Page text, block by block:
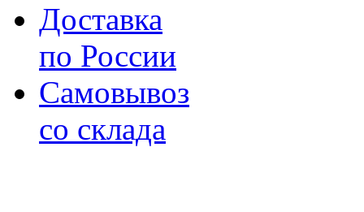
Доставка
по России
Самовывоз
со склада